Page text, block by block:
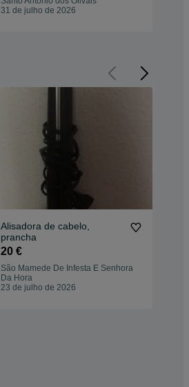
31 de julho de 2026
Alisadora de cabelo,
prancha
20 €
São Mamede De Infesta E Senhora
Da Hora
23 de julho de 2026